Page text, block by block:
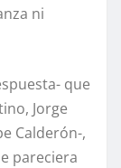
ni
que
Jorge
Calderón-,
pareciera